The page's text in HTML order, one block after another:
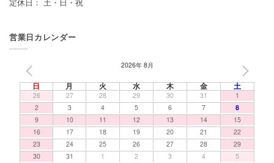
定休日： 土・日・祝
営業日カレンダー
2026年 8月
日 月 火 水 木 金 土
26 27 28 29 30 31
1
2
3 4 5 6 7
8
9
10 11 12 13 14
15
16
17 18 19 20 21
22
23
24 25 26 27 28
29
30
31 1 2 3 4 5